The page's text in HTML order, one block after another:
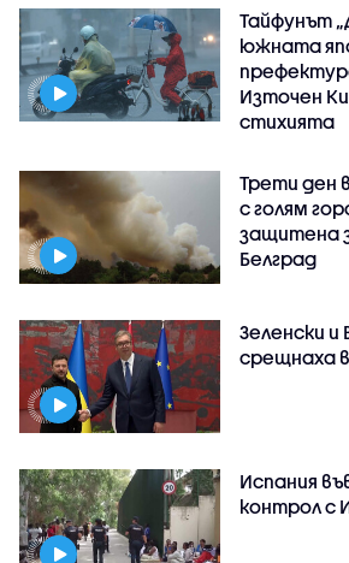
Тайфунът
южната
Източен
стихията
Трети ден
с голям
защитена
Белград
Зеленски и
срещнаха
Испания
контрол с